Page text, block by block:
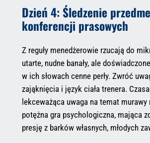
Dzień 4: Śledzenie
konferencji prasowych
Z reguły menedżerowie rzucają do
utarte, nudne banały, ale
w ich słowach cenne perły. Zwróć
zająknięcia i język ciała trenera.
lekceważąca uwaga na temat murawy
potężna gra psychologiczna, mająca
presję z barków własnych, młodych